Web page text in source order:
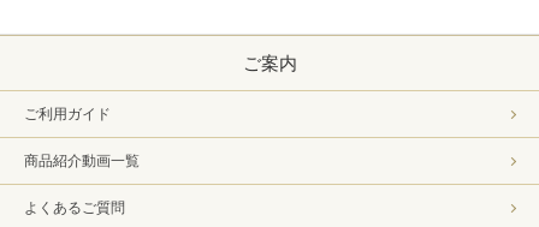
ご案内
ご利用ガイド
商品紹介動画一覧
よくあるご質問